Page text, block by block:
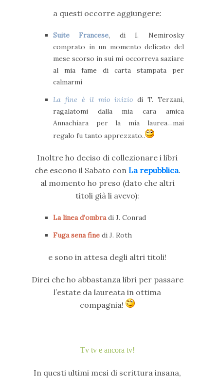
a questi occorre aggiungere:
Suite Francese, di I. Nemirosky
comprato in un momento delicato del
mese scorso in sui mi occorreva saziare
al mia fame di carta stampata per
calmarmi
La fine è il mio iniziodi T. Terzani,
ragalatomi dalla mia cara amica
Annachiara per la mia laurea…mai
regalo fu tanto apprezzato..
Inoltre ho deciso di collezionare i libri
che escono il Sabato con La repubblica.
al momento ho preso (dato che altri
titoli già li avevo):
La linea d’ombradi J. Conrad
Fuga sena fine di J. Roth
e sono in attesa degli altri titoli!
Direi che ho abbastanza libri per passare
l’estate da laureata in ottima
compagnia!
Tv tv e ancora tv!
In questi ultimi mesi di scrittura insana,